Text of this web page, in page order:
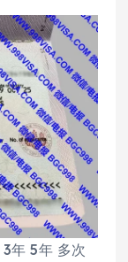
年 5年 多次